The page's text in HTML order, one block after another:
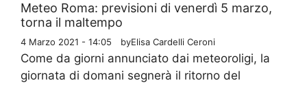
Meteo Roma: previsioni di venerdì 5 marzo,
torna il maltempo
4 Marzo 2021 - 14:05 byElisa Cardelli Ceroni
Come da giorni annunciato dai meteoroligi, la
giornata di domani segnerà il ritorno del